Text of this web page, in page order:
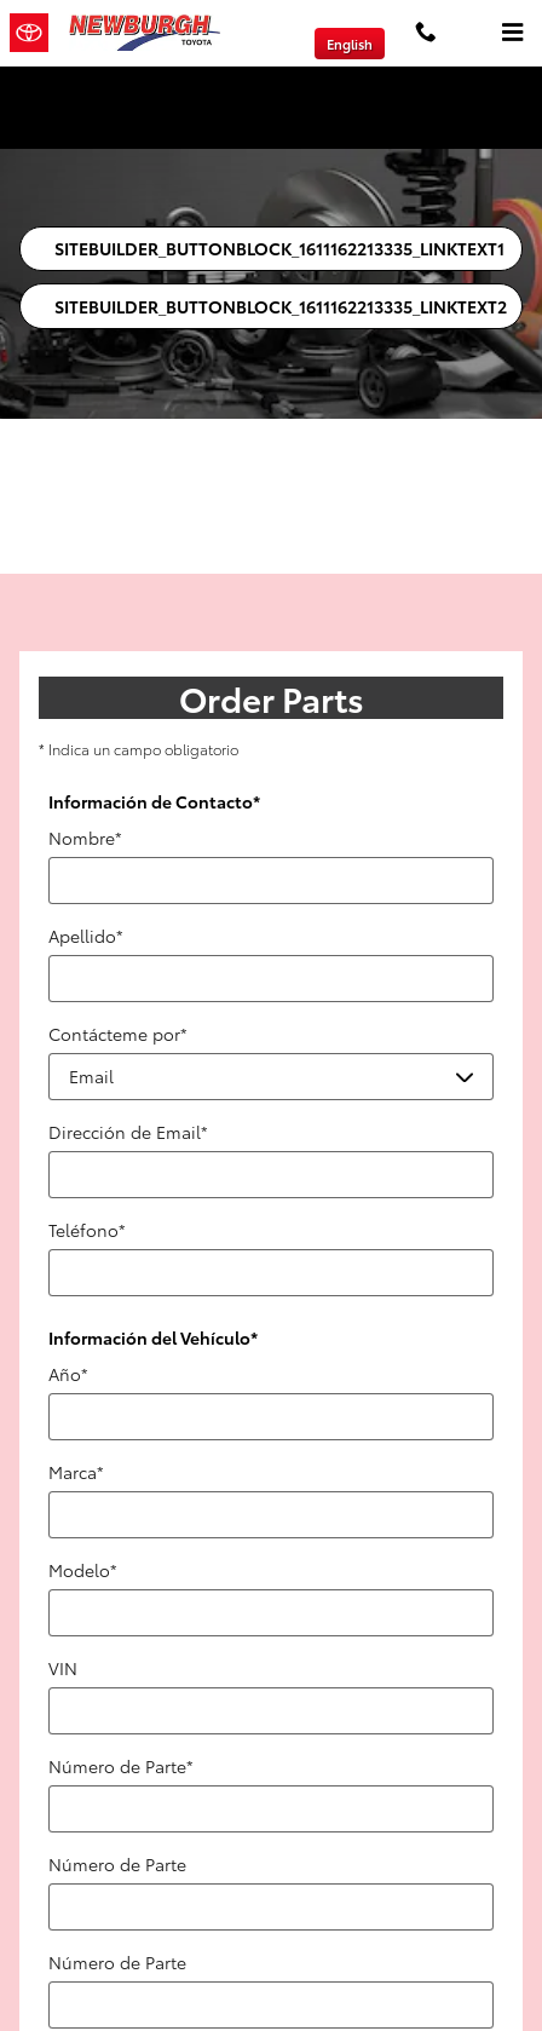
Saltar al contenido principal
PARTS_LEAD English
SITEBUILDER_BUTTONBLOCK_1611162213335_LINKTEXT1
SITEBUILDER_BUTTONBLOCK_1611162213335_LINKTEXT2
Order Parts
* Indica un campo obligatorio
Información de Contacto*
Nombre*
Apellido*
Contácteme por*
Dirección de Email*
Teléfono*
Información del Vehículo*
Año*
Marca*
Modelo*
VIN
Número de Parte*
Número de Parte
Número de Parte